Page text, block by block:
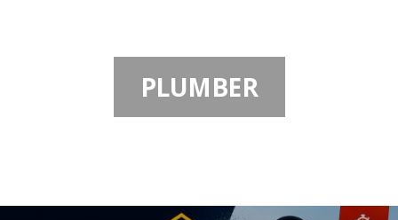
PLUMBER